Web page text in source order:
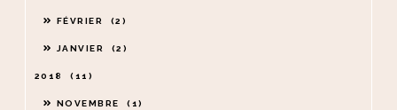
FÉVRIER 2
JANVIER 2
2018 11
NOVEMBRE 1